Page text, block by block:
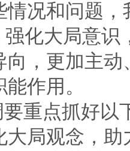
情况和问题，
强化大局意识
向，更加主动
作用。
重点抓好以
大局观念，助